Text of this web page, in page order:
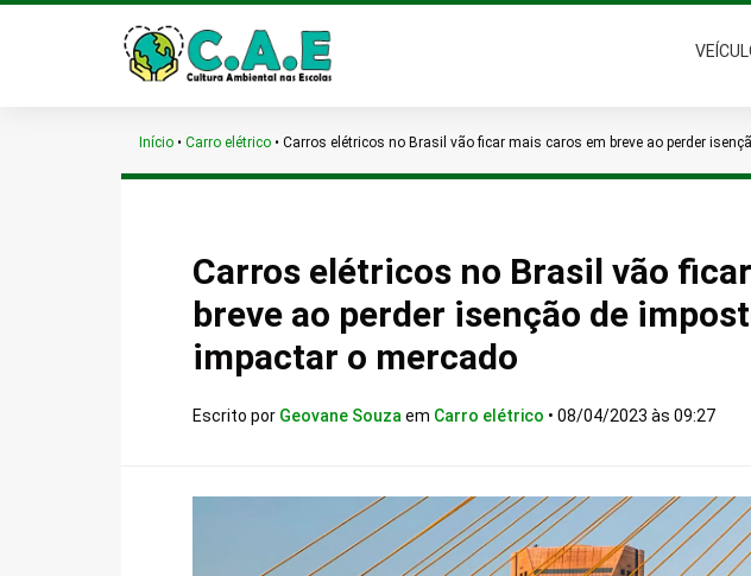
Início • Carro elétrico • Carros elétricos no Brasil vão ficar mais caros em breve ao perder
Carros elétricos no Brasil vão
breve ao perder isenção de
impactar o mercado
Escrito por Geovane Souza em Carro elétrico • 08/04/2023 às 09:27